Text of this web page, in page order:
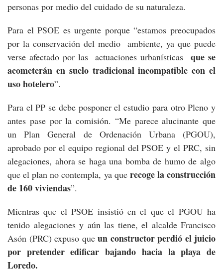
personas por medio del cuidado de su naturaleza.
Para el PSOE es urgente porque “estamos preocupados
por la conservación del medio ambiente, ya que puede
verse afectado por las actuaciones urbanísticasque se
acometerán en suelo tradicional incompatible con el
uso hotelero”.
Para el PP se debe posponer el estudio para otro Pleno y
antes pase por la comisión. “Me parece alucinante que
un Plan General de Ordenación Urbana (PGOU),
aprobado por el equipo regional del PSOE y el PRC, sin
alegaciones, ahora se haga una bomba de humo de algo
que el plan no contempla, ya que recoge la construcción
de 160 viviendas”.
Mientras que el PSOE insistió en el que el PGOU ha
tenido alegaciones y aún las tiene, el alcalde Francisco
Asón (PRC) expuso que un constructor perdió el juicio
por pretender edificar bajando hacia la playa de
Loredo.